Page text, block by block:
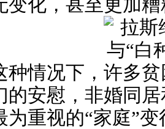
变化，甚至更加
种情况下，许多
的安慰，非婚同
为重视的“家庭”